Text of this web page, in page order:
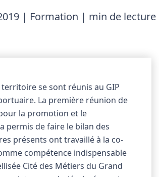
| Formation | min de lecture
se sont réunis au GIP
La première réunion de
la promotion et le
permis de faire le bilan des
présents ont travaillé à la co-
compétence indispensable
Cité des Métiers du Grand